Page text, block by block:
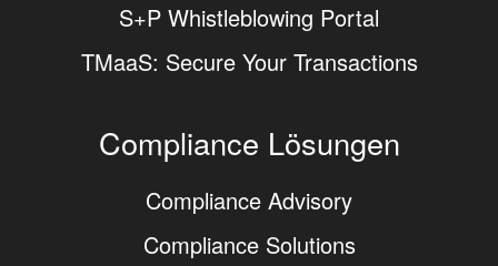
S+P Whistleblowing Portal
TMaaS: Secure Your Transactions
Compliance Lösungen
Compliance Advisory
Compliance Solutions